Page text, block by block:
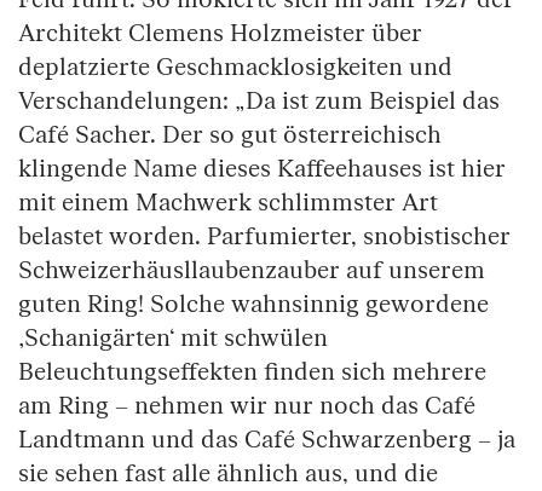
Architekt Clemens Holzmeister über
deplatzierte Geschmacklosigkeiten und
Verschandelungen: „Da ist zum Beispiel das
Café Sacher. Der so gut österreichisch
klingende Name dieses Kaffeehauses ist hier
mit einem Machwerk schlimmster Art
belastet worden. Parfumierter, snobistischer
Schweizerhäusllaubenzauber auf unserem
guten Ring! Solche wahnsinnig gewordene
‚Schanigärten‘ mit schwülen
Beleuchtungseffekten finden sich mehrere
am Ring – nehmen wir nur noch das Café
Landtmann und das Café Schwarzenberg – ja
sie sehen fast alle ähnlich aus, und die